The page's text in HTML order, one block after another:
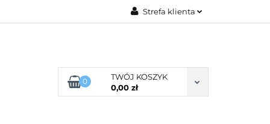
Strefa klienta
Dodaj zgłoszenie
0
TWÓJ KOSZYK
0,00 zł